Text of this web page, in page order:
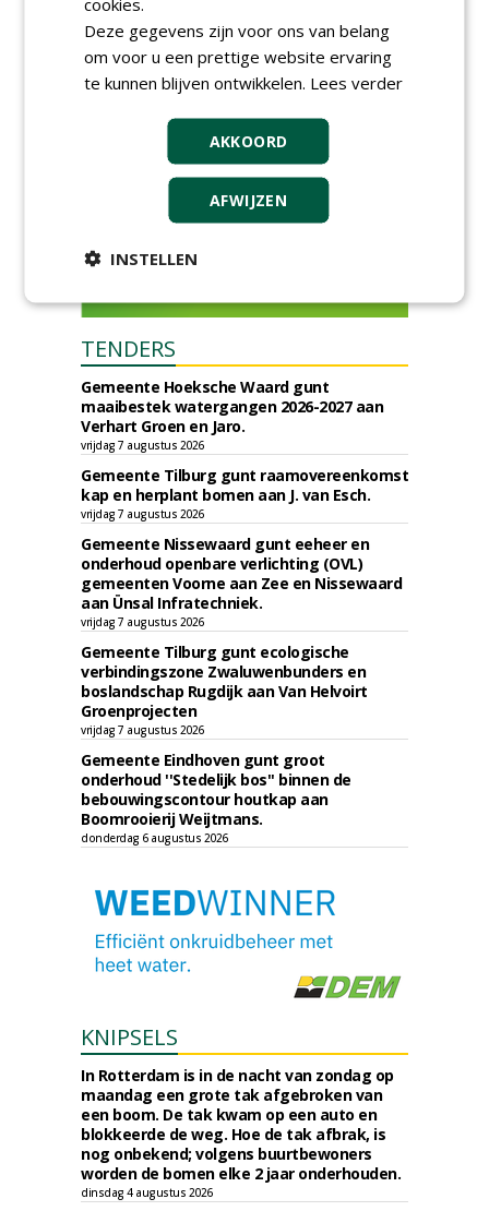
TENDERS
Gemeente Hoeksche Waard gunt
maaibestek watergangen 2026-2027 aan
Verhart Groen en Jaro.
vrijdag 7 augustus 2026
Gemeente Tilburg gunt raamovereenkomst
kap en herplant bomen aan J. van Esch.
vrijdag 7 augustus 2026
Gemeente Nissewaard gunt eeheer en
onderhoud openbare verlichting (OVL)
gemeenten Voorne aan Zee en Nissewaard
aan Ünsal Infratechniek.
vrijdag 7 augustus 2026
Gemeente Tilburg gunt ecologische
verbindingszone Zwaluwenbunders en
boslandschap Rugdijk aan Van Helvoirt
Groenprojecten
vrijdag 7 augustus 2026
Gemeente Eindhoven gunt groot
onderhoud ''Stedelijk bos'' binnen de
bebouwingscontour houtkap aan
Boomrooierij Weijtmans.
donderdag 6 augustus 2026
KNIPSELS
In Rotterdam is in de nacht van zondag op
maandag een grote tak afgebroken van
een boom. De tak kwam op een auto en
blokkeerde de weg. Hoe de tak afbrak, is
nog onbekend; volgens buurtbewoners
worden de bomen elke 2 jaar onderhouden.
dinsdag 4 augustus 2026
Deze gegevens zijn voor ons van belang
om voor u een prettige website ervaring
te kunnen blijven ontwikkelen. Lees verder
AKKOORD
AFWIJZEN
INSTELLEN